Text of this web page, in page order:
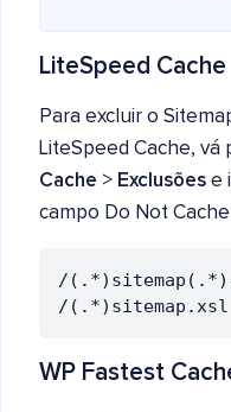
LiteSpeed Cache
Para excluir o
LiteSpeed Cache, vá
Cache > Exclusões e
campo Do Not Cache
/
WP Fastest